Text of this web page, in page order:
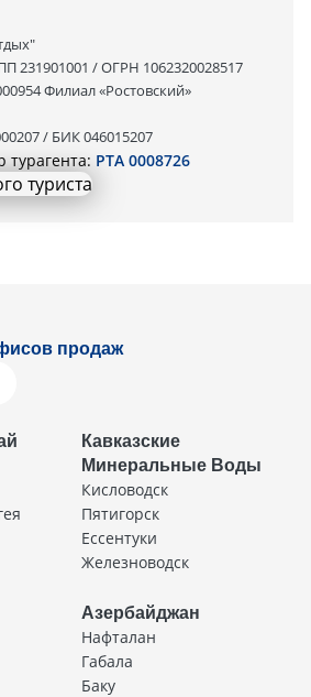
231901001 / ОГРН 1062320028517
Филиал «Ростовский»
/ БИК 046015207
турагента: РТА 0008726
продаж
Кавказские
Минеральные Воды
Кисловодск
Пятигорск
Ессентуки
Железноводск
Азербайджан
Нафталан
Габала
Баку